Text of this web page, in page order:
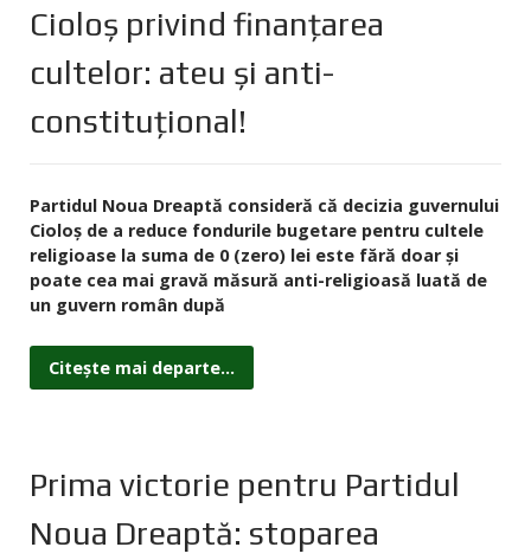
Cioloş privind finanţarea
cultelor: ateu şi anti-
constituţional!
Partidul Noua Dreaptă consideră că decizia guvernului
Cioloş de a reduce fondurile bugetare pentru cultele
religioase la suma de 0 (zero) lei este fără doar şi
poate cea mai gravă măsură anti-religioasă luată de
un guvern român după
Citește mai departe...
Prima victorie pentru Partidul
Noua Dreaptă: stoparea